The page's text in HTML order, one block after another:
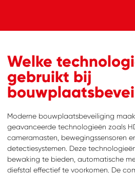
Welke
gebruikt bij
Moderne bouwplaatsbeveiliging
geavanceerde technologieën zoals
cameramasten, bewegingssensoren
detectiesystemen. Deze
bewaking te bieden, automatische
diefstal effectief te voorkomen. De